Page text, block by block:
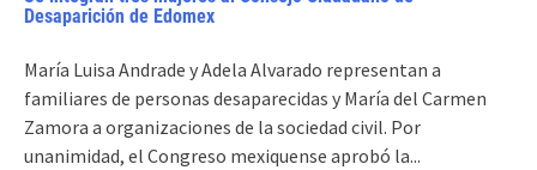
Desaparición de Edomex
María Luisa Andrade y Adela Alvarado representan a
familiares de personas desaparecidas y María del Carmen
Zamora a organizaciones de la sociedad civil. Por
unanimidad, el Congreso mexiquense aprobó la...